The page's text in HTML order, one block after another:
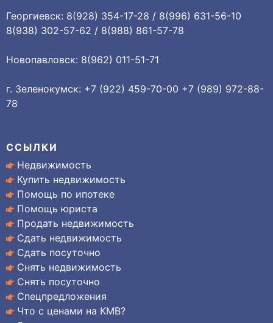
Георгиевск: 8(928) 354-17-28 / 8(996) 631-56-10
8(938) 302-57-62 / 8(988) 861-57-78
Новопавловск: 8(962) 011-51-71
г. Зеленокумск: +7 (922) 459-70-00 +7 (989) 972-88-
78
ССЫЛКИ
Недвижимость
Купить недвижимость
Помощь по ипотеке
Помощь юриста
Продать недвижимость
Сдать недвижимость
Сдать посуточно
Снять недвижимость
Снять посуточно
Спецпредложения
Что с ценами на КМВ?